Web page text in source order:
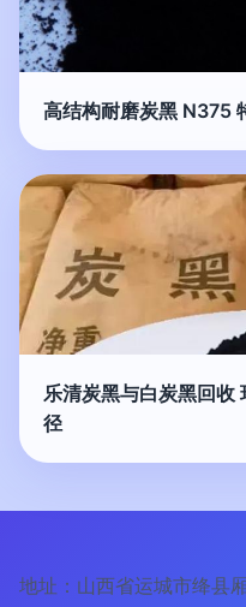
高结构耐磨炭黑 N375
乐清炭黑与白炭黑回收
径
地址：山西省运城市绛县